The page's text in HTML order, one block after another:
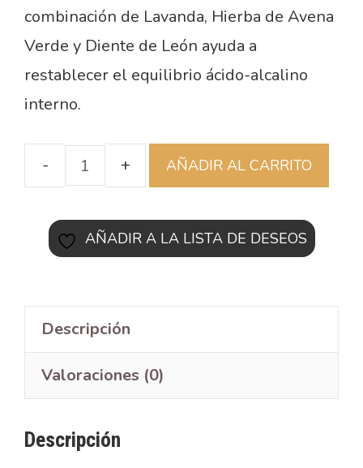
combinación de Lavanda, Hierba de Avena
Verde y Diente de León ayuda a
restablecer el equilibrio ácido-alcalino
interno.
AÑADIR AL CARRITO
AÑADIR A LA LISTA DE DESEOS
Descripción
Valoraciones (0)
Descripción